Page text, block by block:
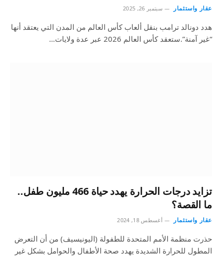
عقار واستثمار سبتمبر 26, 2025
هدد دونالد ترامب بنقل ألعاب كأس العالم من المدن التي يعتقد أنها
“غير آمنة”.ستعقد كأس العالم 2026 عبر عدة ولايات…
تزايد درجات الحرارة يهدد حياة 466 مليون طفل..
ما القصة؟
عقار واستثمار أغسطس 18, 2024
حذرت منظمة الأمم المتحدة للطفولة (اليونيسيف) من أن التعرض
المطول للحرارة الشديدة يهدد صحة الأطفال والحوامل بشكل غير